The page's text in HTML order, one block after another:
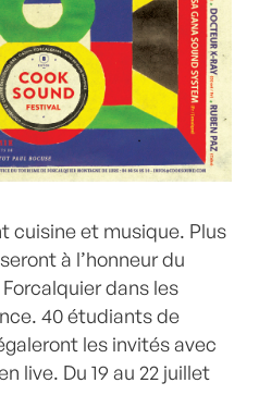
cuisine et musique. Plus
à l’honneur du
dans les
40 étudiants de
les invités avec
live. Du 19 au 22 juillet